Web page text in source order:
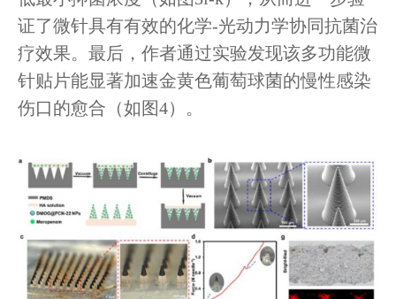
证了微针具有有效的化学-光动力学协同抗菌治
疗效果。最后，作者通过实验发现该多功能微
针贴片能显著加速金黄色葡萄球菌的慢性感染
伤口的愈合（如图4）。